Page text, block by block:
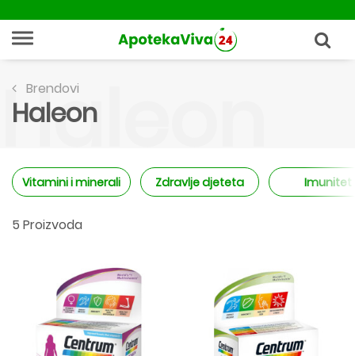
Brendovi
Haleon
Haleon
Vitamini i minerali Zdravlje djeteta Imunitet
5 Proizvoda